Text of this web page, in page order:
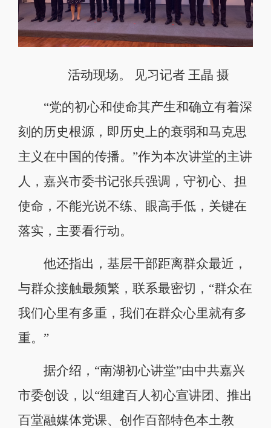
活动现场。 见习记者 王晶 摄
“党的初心和使命其产生和确立有着深
刻的历史根源，即历史上的衰弱和马克思
主义在中国的传播。”作为本次讲堂的主讲
人，嘉兴市委书记张兵强调，守初心、担
使命，不能光说不练、眼高手低，关键在
落实，主要看行动。
他还指出，基层干部距离群众最近，
与群众接触最频繁，联系最密切，“群众在
我们心里有多重，我们在群众心里就有多
重。”
据介绍，“南湖初心讲堂”由中共嘉兴
市委创设，以“组建百人初心宣讲团、推出
百堂融媒体党课、创作百部特色本土教